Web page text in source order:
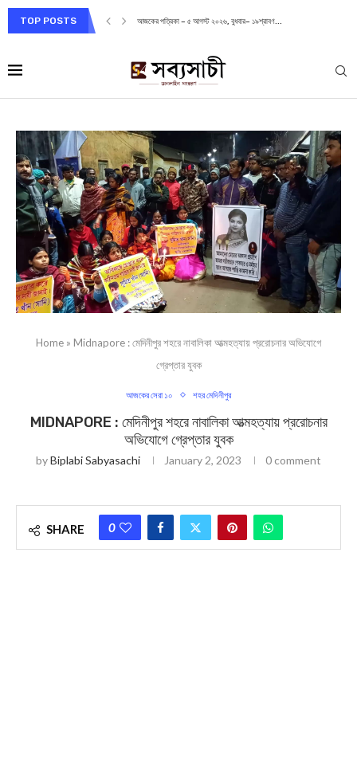
TOP POSTS আজকের পত্রিকা – ৫ আগস্ট ২০২৬, বুধবার– ১৯শ্রাবণ...
Home » Midnapore : মেদিনীপুর শহরে নাবালিকা আত্মহত্যায় প্ররোচনার অভিযোগে
গ্রেপ্তার যুবক
আজকের সেরা ১০ শহর মেদিনীপুর
MIDNAPORE : মেদিনীপুর শহরে নাবালিকা আত্মহত্যায় প্ররোচনার
অভিযোগে গ্রেপ্তার যুবক
byBiplabi Sabyasachi January 2, 2023 0 comment
SHARE 0